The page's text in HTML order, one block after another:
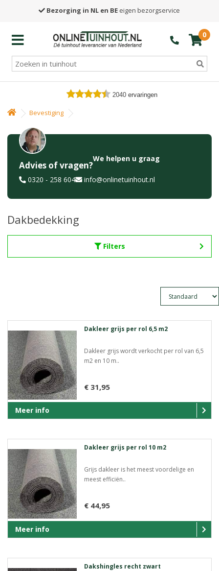
Bezorging in NL en BE eigen bezorgservice
0
2040 ervaringen
Bevestiging
Advies of vragen?
We helpen u graag
0320 - 258 604 info@onlinetuinhout.nl
Dakbedekking
Filters
Dakleer grijs per rol 6,5 m2
Dakleer grijs wordt verkocht per rol van 6,5
m2 en 10 m..
€ 31,95
Meer info
Dakleer grijs per rol 10 m2
Grijs dakleer is het meest voordelige en
meest efficiën..
€ 44,95
Meer info
Dakshingles recht zwart